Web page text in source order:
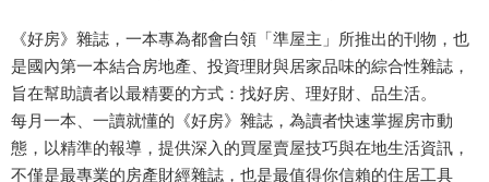
《好房》雜誌，一本專為都會白領「準屋主」所推出的刊物，也
是國內第一本結合房地產、投資理財與居家品味的綜合性雜誌，
旨在幫助讀者以最精要的方式：找好房、理好財、品生活。
每月一本、一讀就懂的《好房》雜誌，為讀者快速掌握房市動
態，以精準的報導，提供深入的買屋賣屋技巧與在地生活資訊，
不僅是最專業的房產財經雜誌，也是最值得你信賴的住居工具